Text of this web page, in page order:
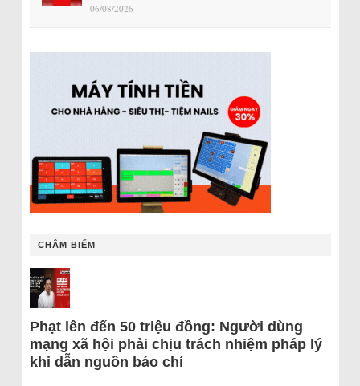
06/08/2026
CHÂM BIẾM
Phạt lên đến 50 triệu đồng: Người dùng
mạng xã hội phải chịu trách nhiệm pháp lý
khi dẫn nguồn báo chí